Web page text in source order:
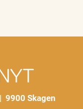
Skagen